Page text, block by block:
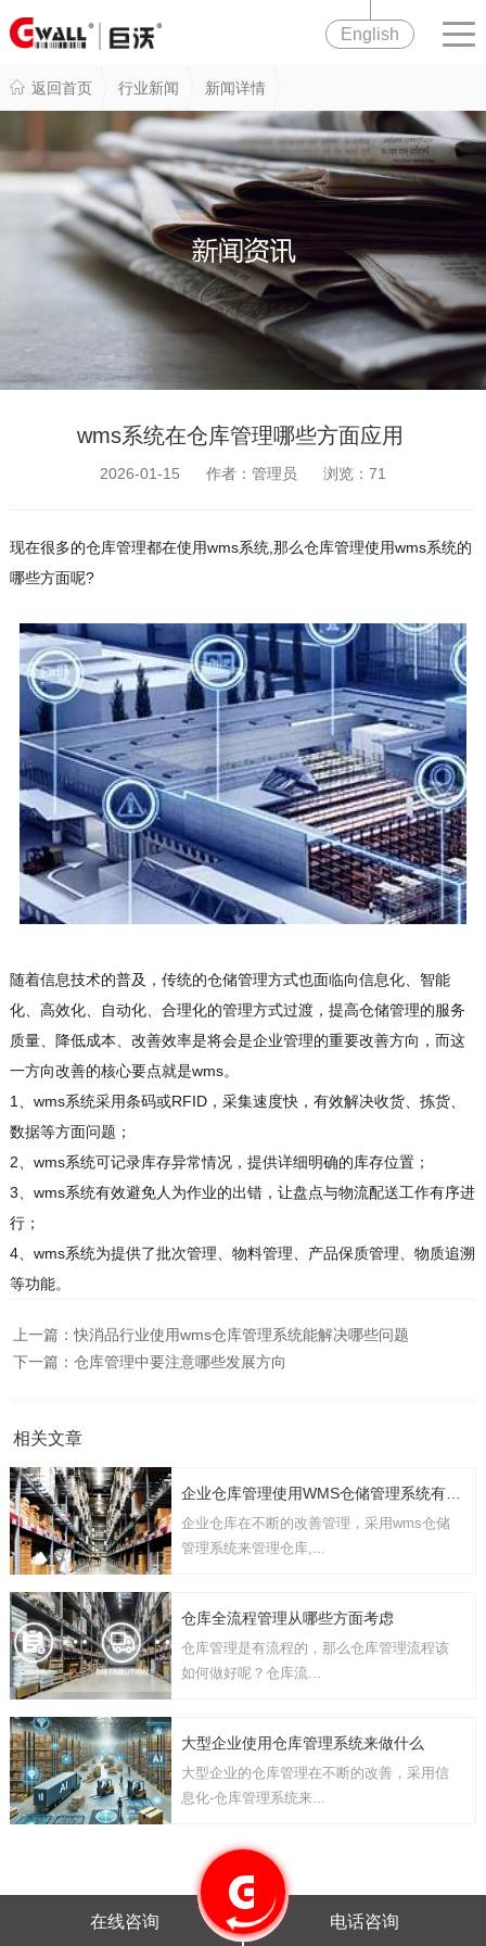
English
返回首页 行业新闻 新闻详情
wms系统在仓库管理哪些方面应用
2026-01-15 作者：管理员 浏览： 71
现在很多的仓库管理都在使用wms系统,那么仓库管理使用wms系统的
哪些方面呢?
随着信息技术的普及，传统的仓储管理方式也面临向信息化、智能
化、高效化、自动化、合理化的管理方式过渡，提高仓储管理的服务
质量、降低成本、改善效率是将会是企业管理的重要改善方向，而这
一方向改善的核心要点就是wms。
1、wms系统采用条码或RFID，采集速度快，有效解决收货、拣货、
数据等方面问题；
2、wms系统可记录库存异常情况，提供详细明确的库存位置；
3、wms系统有效避免人为作业的出错，让盘点与物流配送工作有序进
行；
4、wms系统为提供了批次管理、物料管理、产品保质管理、物质追溯
等功能。
上一篇： 快消品行业使用wms仓库管理系统能解决哪些问题
下一篇： 仓库管理中要注意哪些发展方向
相关文章
企业仓库在不断的改善管理，采用wms仓储
管理系统来管理仓库,...
仓库全流程管理从哪些方面考虑
仓库管理是有流程的，那么仓库管理流程该
如何做好呢？仓库流...
大型企业使用仓库管理系统来做什么
大型企业的仓库管理在不断的改善，采用信
息化-仓库管理系统来...
在线咨询 电话咨询